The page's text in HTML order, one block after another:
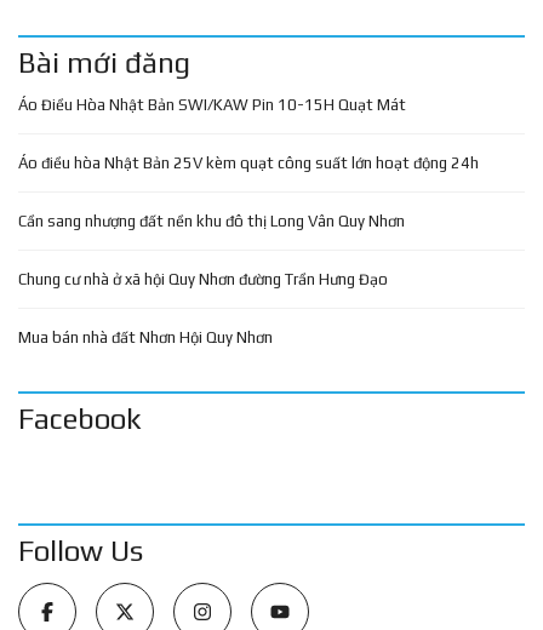
Bài mới đăng
Áo Điều Hòa Nhật Bản SWI/KAW Pin 10-15H Quạt Mát
Áo điều hòa Nhật Bản 25V kèm quạt công suất lớn hoạt động 24h
Cần sang nhượng đất nền khu đô thị Long Vân Quy Nhơn
Chung cư nhà ở xã hội Quy Nhơn đường Trần Hưng Đạo
Mua bán nhà đất Nhơn Hội Quy Nhơn
Facebook
Follow Us